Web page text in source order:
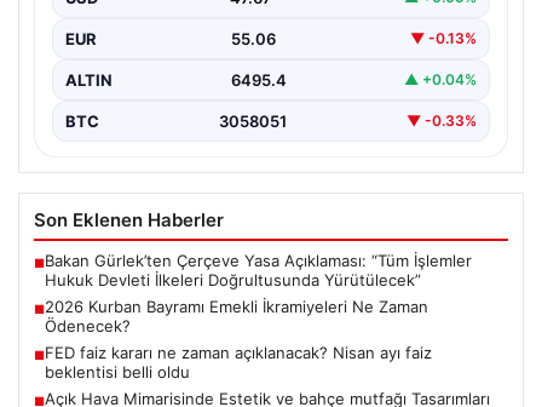
ikramiyesi…
EUR 55.06 ▼ -0.13%
ALTIN 6495.4 ▲ +0.04%
BTC 3058051 ▼ -0.33%
Son Eklenen Haberler
■Bakan Gürlek’ten Çerçeve Yasa Açıklaması: “Tüm İşlemler
Hukuk Devleti İlkeleri Doğrultusunda Yürütülecek”
■2026 Kurban Bayramı Emekli İkramiyeleri Ne Zaman
Ödenecek?
■FED faiz kararı ne zaman açıklanacak? Nisan ayı faiz
beklentisi belli oldu
■Açık Hava Mimarisinde Estetik ve bahçe mutfağı Tasarımları